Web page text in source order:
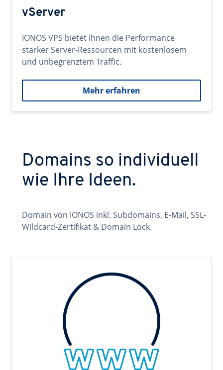
vServer
IONOS VPS bietet Ihnen die Performance
starker Server-Ressourcen mit kostenlosem
und unbegrenztem Traffic.
Mehr erfahren
Domains so individuell
wie Ihre Ideen.
Domain von IONOS inkl. Subdomains, E-Mail, SSL-
Wildcard-Zertifikat & Domain Lock.